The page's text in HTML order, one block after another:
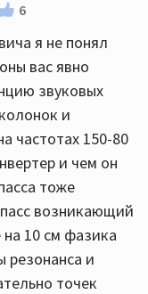
6
я не понял
вас явно
звуковых
и
частотах 150-80
и чем он
тоже
возникающий
10 см фазика
резонанса и
точек